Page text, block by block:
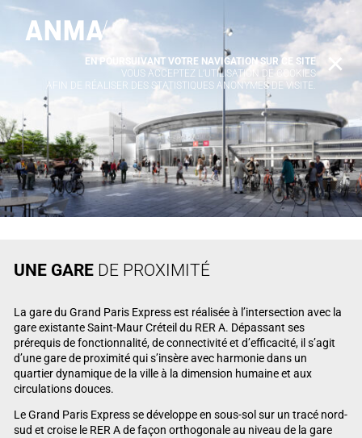
UNE GARE DE PROXIMITÉ
La gare du Grand Paris Express est réalisée à l’intersection avec la
gare existante Saint-Maur Créteil du RER A. Dépassant ses
prérequis de fonctionnalité, de connectivité et d’efficacité, il s’agit
d’une gare de proximité qui s’insère avec harmonie dans un
quartier dynamique de la ville à la dimension humaine et aux
circulations douces.
Le Grand Paris Express se développe en sous-sol sur un tracé nord-
sud et croise le RER A de façon orthogonale au niveau de la gare
EN POURSUIVANT VOTRE NAVIGATION SUR CE SITE
VOUS ACCEPTEZ L’UTILISATION DE COOKIES
AFIN DE RÉALISER DES STATISTIQUES ANONYMES DE VISITE.
X